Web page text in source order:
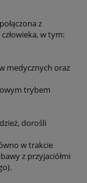
z
w tym:
medycznych oraz
trybem
dorośli
w trakcie
z przyjaciółmi